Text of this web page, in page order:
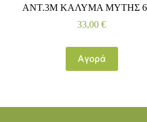
ΑΝΤ.3Μ ΚΑΛΥΜΑ ΜΥΤΗΣ
33,00€
Αγορά